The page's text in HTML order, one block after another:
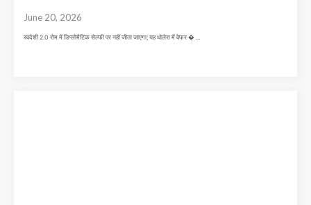
June 20, 2026
स्वदेशी 2.0 रोम में डिप्लोमैटिक सेल्फी पर नहीं जीता जाएगा; यह धोलेरा में वेफर � ...